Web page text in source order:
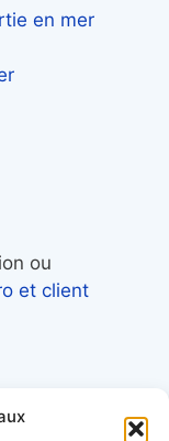
en mer
ou
et client